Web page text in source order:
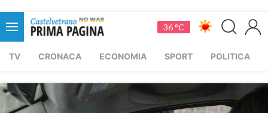
36 °C
TV CRONACA ECONOMIA SPORT POLITICA